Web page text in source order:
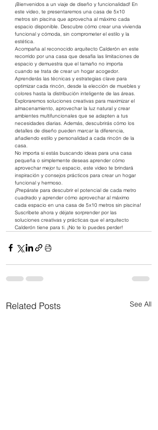
¡Bienvenidos a un viaje de diseño y funcionalidad! En
este video, te presentaremos una casa de 5x10
metros sin piscina que aprovecha al máximo cada
espacio disponible. Descubre cómo crear una vivienda
funcional y cómoda, sin comprometer el estilo y la
estética.
Acompaña al reconocido arquitecto Calderón en este
recorrido por una casa que desafía las limitaciones de
espacio y demuestra que el tamaño no importa
cuando se trata de crear un hogar acogedor.
Aprenderás las técnicas y estrategias clave para
optimizar cada rincón, desde la elección de muebles y
colores hasta la distribución inteligente de las áreas.
Exploraremos soluciones creativas para maximizar el
almacenamiento, aprovechar la luz natural y crear
ambientes multifuncionales que se adapten a tus
necesidades diarias. Además, descubrirás cómo los
detalles de diseño pueden marcar la diferencia,
añadiendo estilo y personalidad a cada rincón de la
casa.
No importa si estás buscando ideas para una casa
pequeña o simplemente deseas aprender cómo
aprovechar mejor tu espacio, este video te brindará
inspiración y consejos prácticos para crear un hogar
funcional y hermoso.
¡Prepárate para descubrir el potencial de cada metro
cuadrado y aprender cómo aprovechar al máximo
cada espacio en una casa de 5x10 metros sin piscina!
Suscríbete ahora y déjate sorprender por las
soluciones creativas y prácticas que el arquitecto
Calderón tiene para ti. ¡No te lo puedes perder!
Related Posts See All